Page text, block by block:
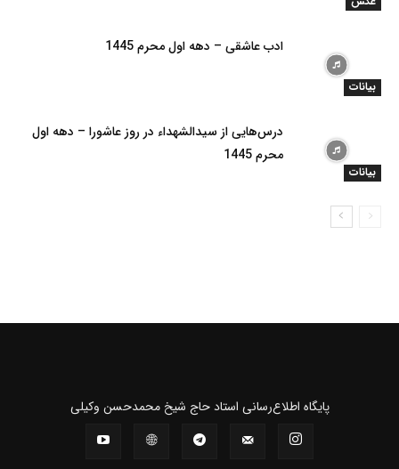
بیانات
ادب عاشقی – دهه اول محرم 1445
بیانات
درس‌هایی از سیدالشهداء در روز عاشورا – دهه اول
محرم 1445
پايگاه اطلاع‌رسانی استاد حاج شیخ محمدحسن وکیلی